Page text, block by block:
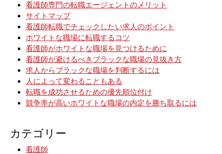
看護師専門の転職エージェントのメリット
サイトマップ
看護師転職でチェックしたい求人のポイント
ホワイトな職場に転職するコツ
看護師がホワイトな職場を見つけるために
看護師が避けるべきブラックな職場の見抜き方
求人からブラックな職場を判断するには
人によって変わることもある
転職を成功させるための優先順位付け
競争率が高いホワイトな職場の内定を勝ち取るには
カテゴリー
看護師